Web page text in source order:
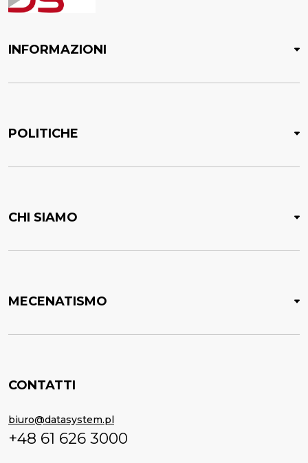
INFORMAZIONI
POLITICHE
CHI SIAMO
MECENATISMO
CONTATTI
biuro@datasystem.pl
+48 61 626 3000